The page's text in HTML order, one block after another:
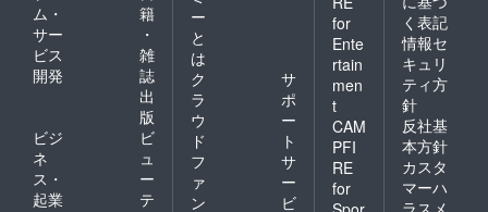
ム・
サー
ビス
開発
籍
・
雑
誌
出
版
ビジ
ネ
ス・
起業
ビ
ュ
ー
テ
ー
と
は
ク
ラ
ウ
ド
フ
ァ
ン
サ
ポ
ー
ト
サ
ー
ビ
for
Ente
rtain
men
t
CAM
PFI
RE
for
く表記
情報セ
キュリ
ティ方
針
反社基
本方針
カスタ
マーハ
ラスメ